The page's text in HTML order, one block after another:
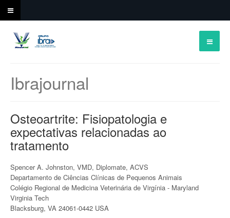
Ibrajournal
Osteoartrite: Fisiopatologia e
expectativas relacionadas ao
tratamento
Spencer A. Johnston, VMD, Diplomate, ACVS
Departamento de Ciências Clínicas de Pequenos Animais
Colégio Regional de Medicina Veterinária de Virgínia - Maryland
Virginia Tech
Blacksburg, VA 24061-0442 USA